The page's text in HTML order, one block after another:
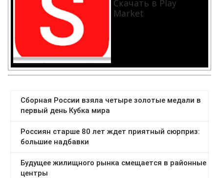
Скачать в Play
Market